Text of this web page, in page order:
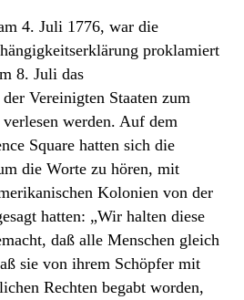
4. Juli 1776, war die
proklamiert
8. Juli das
Vereinigten Staaten zum
werden. Auf dem
Square hatten sich die
die Worte zu hören, mit
Kolonien von der
hatten: „Wir halten diese
daß alle Menschen gleich
sie von ihrem Schöpfer mit
Rechten begabt worden,